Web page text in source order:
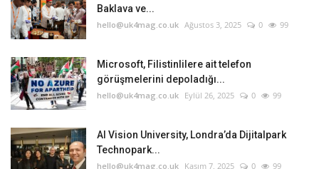
İletişim
English Turkish
Baklava ve...
hello@uk4mag.co.uk Ağustos 3, 2025 0 99
Microsoft, Filistinlilere ait telefon
görüşmelerini depoladığı...
hello@uk4mag.co.uk Eylül 26, 2025 0 99
AI Vision University, Londra’da Dijitalpark
Technopark...
hello@uk4mag.co.uk Kasım 7, 2025 0 99